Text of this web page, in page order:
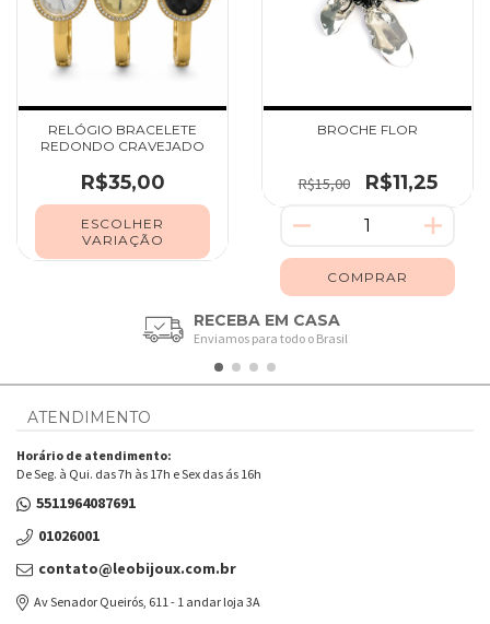
RELÓGIO BRACELETE
REDONDO CRAVEJADO
R$35,00
ESCOLHER
VARIAÇÃO
BROCHE FLOR
R$15,00 R$11,25
RECEBA EM CASA
Enviamos para todo o Brasil
ATENDIMENTO
Horário de atendimento:
De Seg. à Qui. das 7h às 17h e Sex das ás 16h
5511964087691
01026001
contato@leobijoux.com.br
Av Senador Queirós, 611 - 1 andar loja 3A